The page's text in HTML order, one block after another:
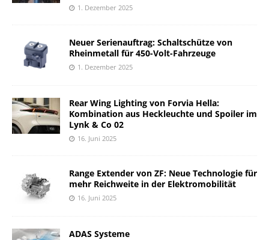
1. Dezember 2025
Neuer Serienauftrag: Schaltschütze von
Rheinmetall für 450-Volt-Fahrzeuge
1. Dezember 2025
Rear Wing Lighting von Forvia Hella:
Kombination aus Heckleuchte und Spoiler im
Lynk & Co 02
16. Juni 2025
Range Extender von ZF: Neue Technologie für
mehr Reichweite in der Elektromobilität
16. Juni 2025
ADAS Systeme